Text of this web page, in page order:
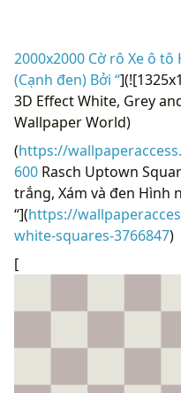
2000x2000 Cờ ​​rô Xe ô
(Cạnh đen) Bởi “
3D Effect White, Grey
Wallpaper World)
(https://
600 Rasch Uptown
trắng, Xám và đen Hình
“](https://
white-squares-3766847)
[